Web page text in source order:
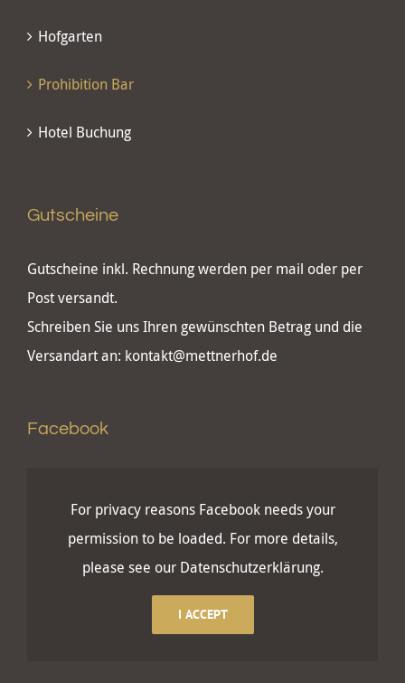
Hofgarten
Prohibition Bar
Hotel Buchung
Gutscheine
Gutscheine inkl. Rechnung werden per mail oder per
Post versandt.
Schreiben Sie uns Ihren gewünschten Betrag und die
Versandart an: kontakt@mettnerhof.de
Facebook
For privacy reasons Facebook needs your
permission to be loaded. For more details,
please see our Datenschutzerklärung.
I ACCEPT